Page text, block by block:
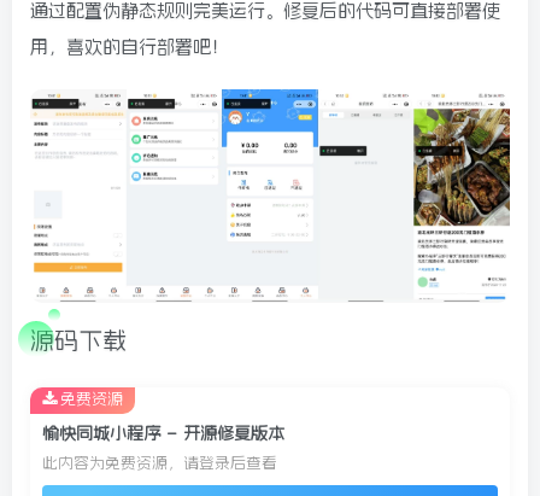
通过配置伪静态规则完美运行。修复后的代码可直接部署使
用，喜欢的自行部署吧！
源码下载
愉快同城小程序 – 开源修复版本
此内容为免费资源，请登录后查看
免费资源